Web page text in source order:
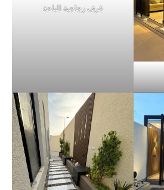
غرف زجاجية الباحة